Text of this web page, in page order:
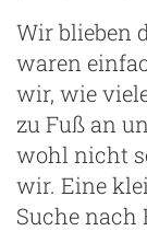
Wir blieben
waren
wir, wie
zu Fuß an
wohl nicht
wir. Eine
Suche nach